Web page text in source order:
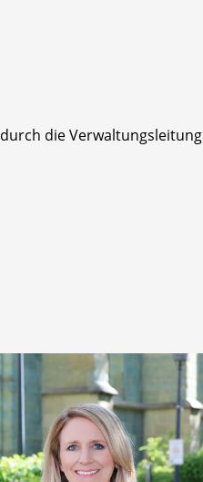
die Verwaltungsleitung